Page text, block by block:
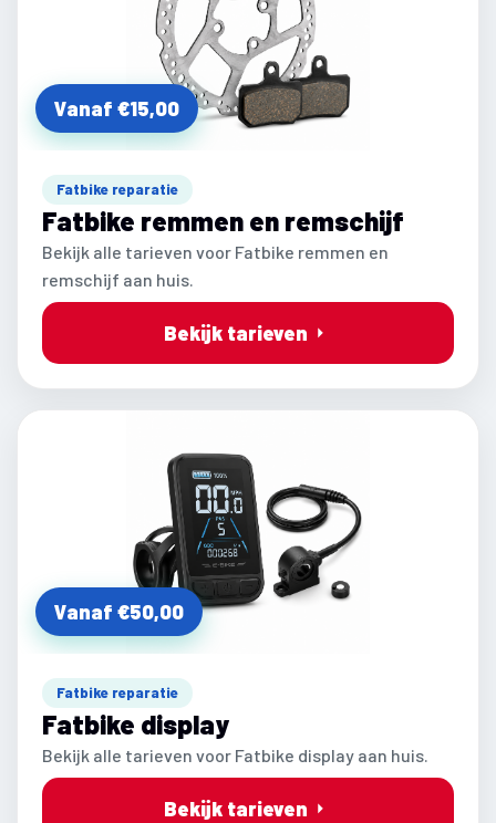
Vanaf €15,00
Fatbike reparatie
Fatbike remmen en remschijf
Bekijk alle tarieven voor Fatbike remmen en
remschijf aan huis.
Bekijk tarieven
Vanaf €50,00
Fatbike reparatie
Fatbike display
Bekijk alle tarieven voor Fatbike display aan huis.
Bekijk tarieven